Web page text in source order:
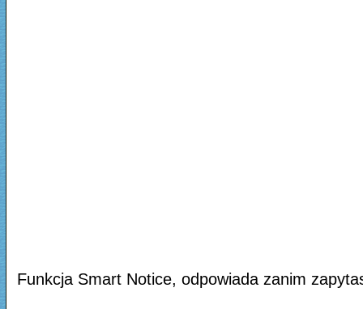
Funkcja Smart Notice, odpowiada zanim